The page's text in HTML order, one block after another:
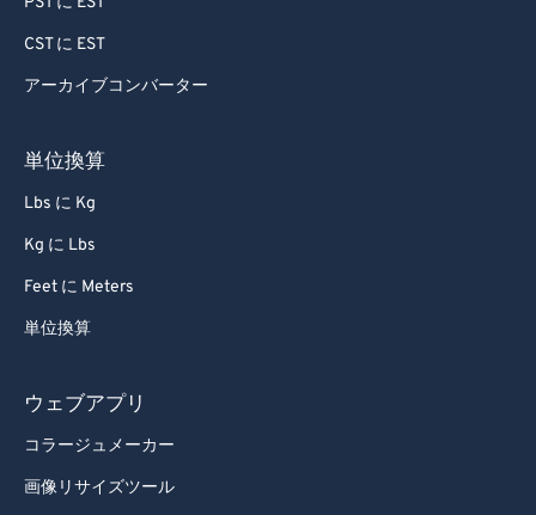
CST に EST
アーカイブコンバーター
単位換算
Lbs に Kg
Kg に Lbs
Feet に Meters
単位換算
ウェブアプリ
コラージュメーカー
画像リサイズツール